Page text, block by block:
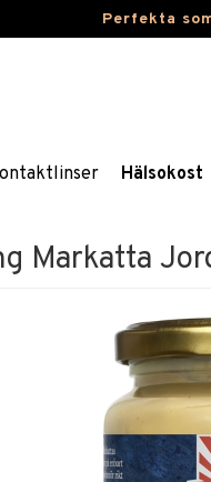
Perfekta
Hälsokost
Markatta